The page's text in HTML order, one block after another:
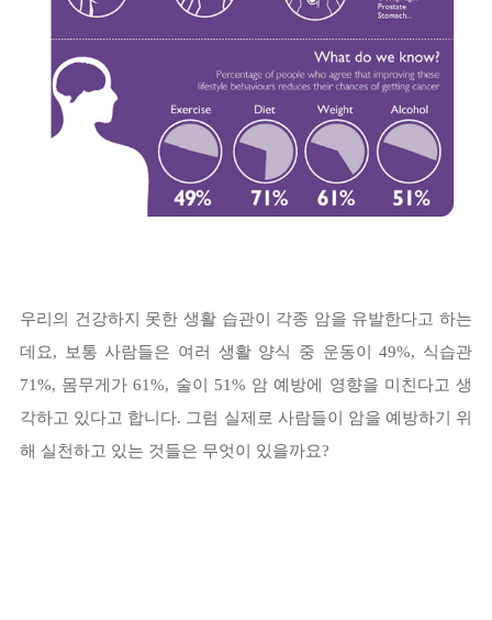
우리의 건강하지 못한 생활 습관이 각종 암을 유발한다고 하는
데요, 보통 사람들은 여러 생활 양식 중 운동이 49%, 식습관
71%, 몸무게가 61%, 술이 51% 암 예방에 영향을 미친다고 생
각하고 있다고 합니다. 그럼 실제로 사람들이 암을 예방하기 위
해 실천하고 있는 것들은 무엇이 있을까요?